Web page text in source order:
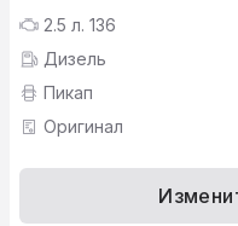
2.5 л. 136
Дизель
Пикап
Оригинал